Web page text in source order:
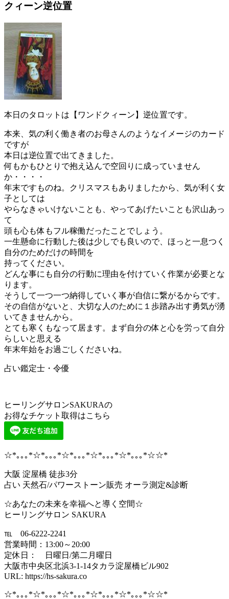
クィーン逆位置
本日のタロットは【ワンドクィーン】逆位置です。
本来、気の利く働き者のお母さんのようなイメージのカード
ですが
本日は逆位置で出てきました。
何もかもひとりで抱え込んで空回りに成っていません
か・・・・
年末ですものね。クリスマスもありましたから、気が利く女
子としては
やらなきゃいけないことも、やってあげたいことも沢山あっ
て
頭も心も体もフル稼働だったことでしょう。
一生懸命に行動した後は少しでも良いので、ほっと一息つく
自分のためだけの時間を
持ってください。
どんな事にも自分の行動に理由を付けていく作業が必要とな
ります。
そうして一つ一つ納得していく事が自信に繋がるからです。
その自信がないと、大切な人のために１歩踏み出す勇気が湧
いてきませんから。
とても寒くもなって居ます。まず自分の体と心を労って自分
らしいと思える
年末年始をお過ごしくださいね。
占い鑑定士・令優
ヒーリングサロンSAKURAの
お得なチケット取得はこちら
☆*｡｡｡*☆*｡｡｡*☆*｡｡｡*☆*｡｡｡*☆*｡｡｡*☆☆*
大阪 淀屋橋 徒歩3分
占い 天然石/パワーストーン販売 オーラ測定&診断
☆あなたの未来を幸福へと導く空間☆
ヒーリングサロン SAKURA
℡ 06-6222-2241
営業時間：13:00～20:00
定休日： 日曜日/第二月曜日
大阪市中央区北浜3-1-14タカラ淀屋橋ビル902
URL: https://hs-sakura.co
☆*｡｡｡*☆*｡｡｡*☆*｡｡｡*☆*｡｡｡*☆*｡｡｡*☆☆*